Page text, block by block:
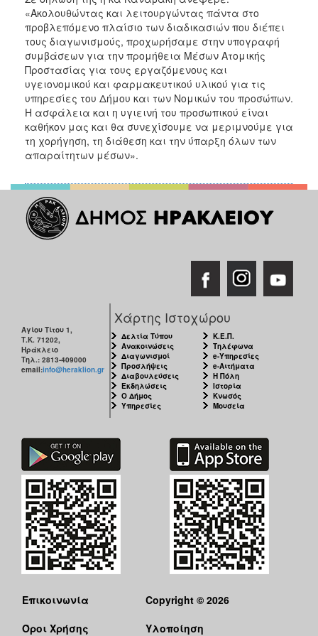
«Ακολουθώντας και λειτουργώντας πάντα στο
προβλεπόμενο πλαίσιο των διαδικασιών που διέπει
τους διαγωνισμούς, προχωρήσαμε στην υπογραφή
συμβάσεων για την προμήθεια Μέσων Ατομικής
Προστασίας για τους εργαζόμενους και
υγειονομικού και φαρμακευτικού υλικού για τις
υπηρεσίες του Δήμου και των Νομικών του προσώπων.
Η ασφάλεια και η υγιεινή του προσωπικού είναι
καθήκον μας και θα συνεχίσουμε να μεριμνούμε για
τη χορήγηση, τη διάθεση και την ύπαρξη όλων των
απαραίτητων μέσων».
Αγίου Τίτου 1,
Τ.Κ. 71202,
Ηράκλειο
Τηλ.: 2813-409000
email:info@heraklion.gr
Χάρτης Ιστοχώρου
Δελτία Τύπου
Ανακοινώσεις
Διαγωνισμοί
Προσλήψεις
Διαβουλεύσεις
Εκδηλώσεις
Ο Δήμος
Υπηρεσίες
Κ.Ε.Π.
Τηλέφωνα
e-Υπηρεσίες
e-Αιτήματα
Η Πόλη
Ιστορία
Κνωσός
Μουσεία
Επικοινωνία
Όροι Χρήσης
Copyright © 2026
Υλοποίηση